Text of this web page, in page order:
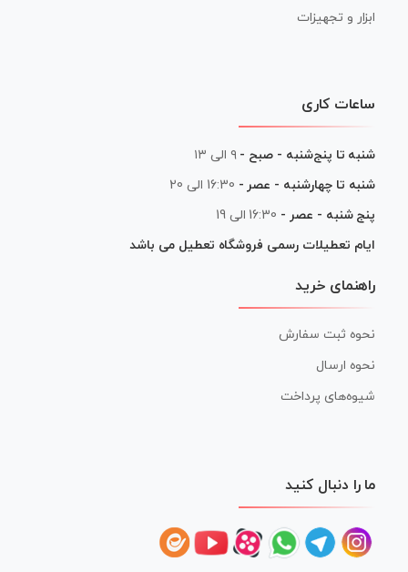
ابزار و تجهیزات
ساعات کاری
شنبه تا پنج‌شنبه - صبح - ۹ الی ۱۳
شنبه تا چهارشنبه - عصر - 16:30 الی 20
پنج شنبه - عصر - 16:30 الی 19
ایام تعطیلات رسمی فروشگاه تعطیل می باشد
راهنمای خرید
نحوه ثبت سفارش
نحوه ارسال
شیوه‌های پرداخت
ما را دنبال کنید